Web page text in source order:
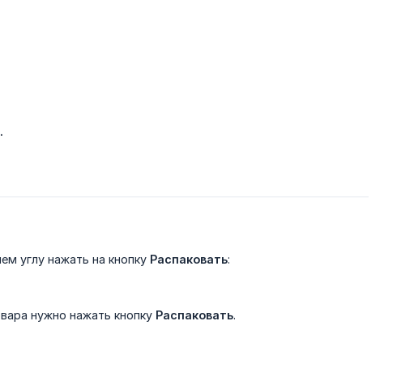
углу нажать на кнопку Распаковать:
нужно нажать кнопку Распаковать.